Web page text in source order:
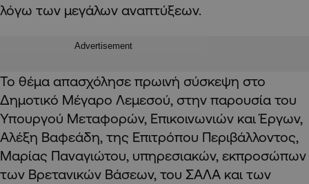
λόγω των μεγάλων αναπτύξεων.
Advertisement
Το θέμα απασχόλησε πρωινή σύσκεψη στο
Δημοτικό Μέγαρο Λεμεσού, στην παρουσία του
Υπουργού Μεταφορών, Επικοινωνιών και Έργων,
Αλέξη Βαφεάδη, της Επιτρόπου Περιβάλλοντος,
Μαρίας Παναγιώτου, υπηρεσιακών, εκπροσώπων
των Βρετανικών Βάσεων, του ΣΑΛΑ και των